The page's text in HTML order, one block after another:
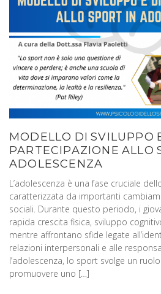
MODELLO DI SVILUPPO
PARTECIPAZIONE ALLO
ADOLESCENZA
L’adolescenza è una fase cruciale
caratterizzata da importanti
sociali. Durante questo periodo, i
rapida crescita fisica, sviluppo
mentre affrontano sfide legate
relazioni interpersonali e alle
l’adolescenza, lo sport svolge un
promuovere uno […]